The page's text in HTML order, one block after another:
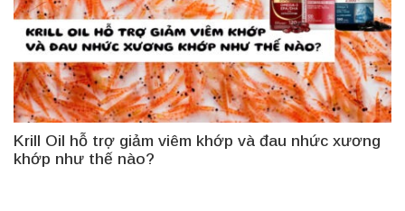
Krill Oil hỗ trợ giảm viêm khớp và đau nhức xương
khớp như thế nào?